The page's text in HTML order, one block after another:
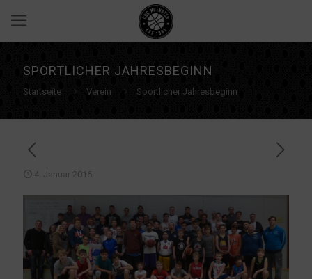
SPORTLICHER JAHRESBEGINN
Startseite Verein Sportlicher Jahresbeginn
4. Januar 2016